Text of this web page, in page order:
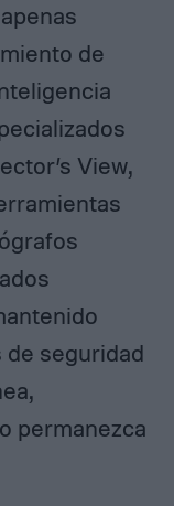
de
View,
seguridad
permanezca